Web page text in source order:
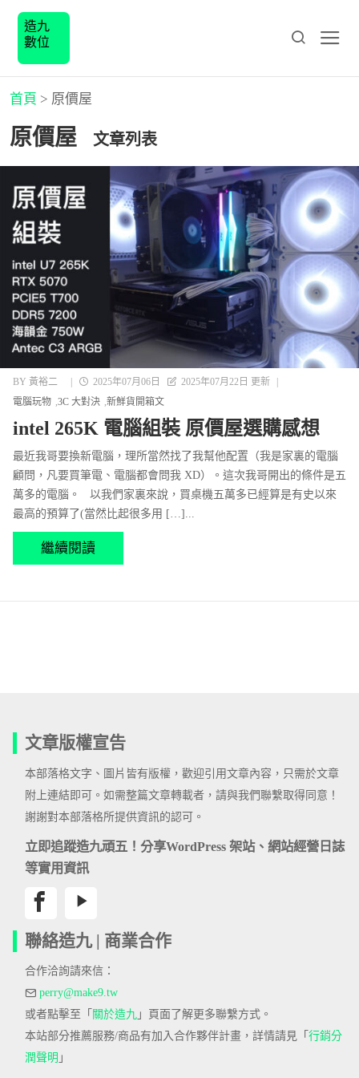
造九
數位
首頁 > 原價屋
原價屋 文章列表
BY 黃裕二 2025年07月06日 2025年07月22日 更新
電腦玩物 3C 大對決 新鮮貨開箱文
intel 265K 電腦組裝 原價屋選購感想
最近我哥要換新電腦，理所當然找了我幫他配置（我是家裏的電腦
顧問，凡要買筆電、電腦都會問我 XD）。這次我哥開出的條件是五
萬多的電腦。 以我們家裏來說，買桌機五萬多已經算是有史以來
最高的預算了(當然比起很多用 […]...
繼續閱讀
文章版權宣告
本部落格文字、圖片皆有版權，歡迎引用文章內容，只需於文章
附上連結即可。如需整篇文章轉載者，請與我們聯繫取得同意！
謝謝對本部落格所提供資訊的認可。
立即追蹤造九頑五！分享WordPress 架站、網站經營日誌
等實用資訊
聯絡造九 | 商業合作
合作洽詢請來信：
perry@make9.tw
或者點擊至「 關於造九 」頁面了解更多聯繫方式。
本站部分推薦服務/商品有加入合作夥伴計畫，詳情請見「 行銷分
潤聲明 」